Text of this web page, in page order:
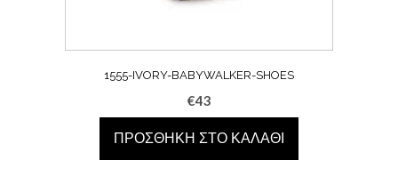
1555-IVORY-BABYWALKER-SHOES
€43
ΠΡΟΣΘΉΚΗ ΣΤΟ ΚΑΛΆΘΙ